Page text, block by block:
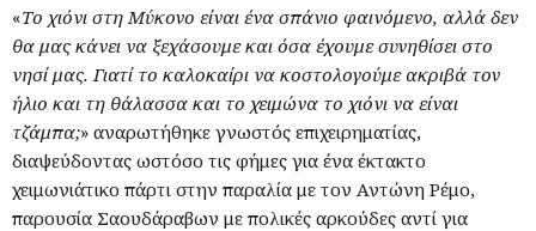
«Το χιόνι στη Μύκονο είναι ένα σπάνιο φαινόμενο, αλλά δεν
θα μας κάνει να ξεχάσουμε και όσα έχουμε συνηθίσει στο
νησί μας. Γιατί το καλοκαίρι να κοστολογούμε ακριβά τον
ήλιο και τη θάλασσα και το χειμώνα το χιόνι να είναι
τζάμπα;» αναρωτήθηκε γνωστός επιχειρηματίας,
διαψεύδοντας ωστόσο τις φήμες για ένα έκτακτο
χειμωνιάτικο πάρτι στην παραλία με τον Αντώνη Ρέμο,
παρουσία Σαουδάραβων με πολικές αρκούδες αντί για